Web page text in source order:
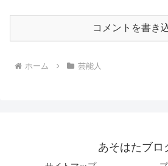
コメントを書き
ホーム 芸能人
あそはたブロ